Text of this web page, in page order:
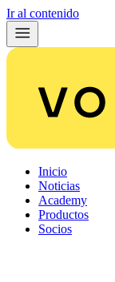
Ir al contenido
Inicio
Noticias
Academy
Productos
Socios